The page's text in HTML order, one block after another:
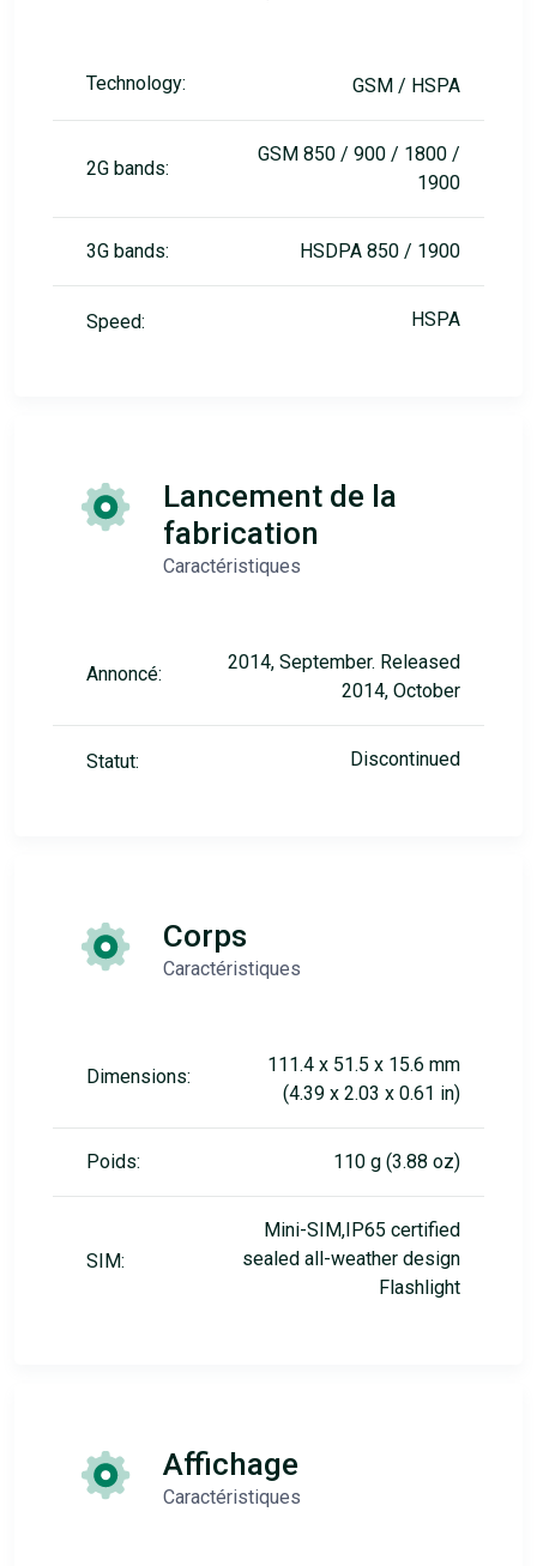
Technology: GSM / HSPA
2G bands:
GSM 850 / 900 / 1800 /
1900
3G bands: HSDPA 850 / 1900
Speed: HSPA
Lancement de la
fabrication
Caractéristiques
Annoncé:
2014, September. Released
2014, October
Statut: Discontinued
Corps
Caractéristiques
Dimensions:
111.4 x 51.5 x 15.6 mm
(4.39 x 2.03 x 0.61 in)
Poids: 110 g (3.88 oz)
SIM:
Mini-SIM,IP65 certified
sealed all-weather design
Flashlight
Affichage
Caractéristiques